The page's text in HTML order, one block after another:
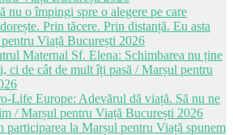
nu o împingi spre o alegere pe care
Prin tăcere. Prin distanță. Eu asta
Viață București 2026
Maternal Sf. Elena: Schimbarea nu ține
ci de cât de mult îți pasă / Marșul pentru
Life Europe: Adevărul dă viață. Să nu ne
/ Marșul pentru Viață București 2026
participarea la Marșul pentru Viață spunem